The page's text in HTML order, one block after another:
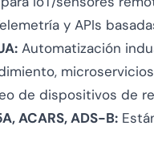
y APIs
Automatización
de dispositivos de
ACARS, ADS-B: